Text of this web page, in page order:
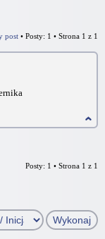
post • Posty: 1 • Strona 1 z 1
Posty: 1 • Strona 1 z 1